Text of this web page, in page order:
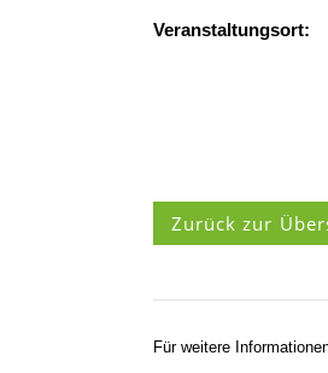
Veranstaltungsort:
Zurück zur
Für weitere